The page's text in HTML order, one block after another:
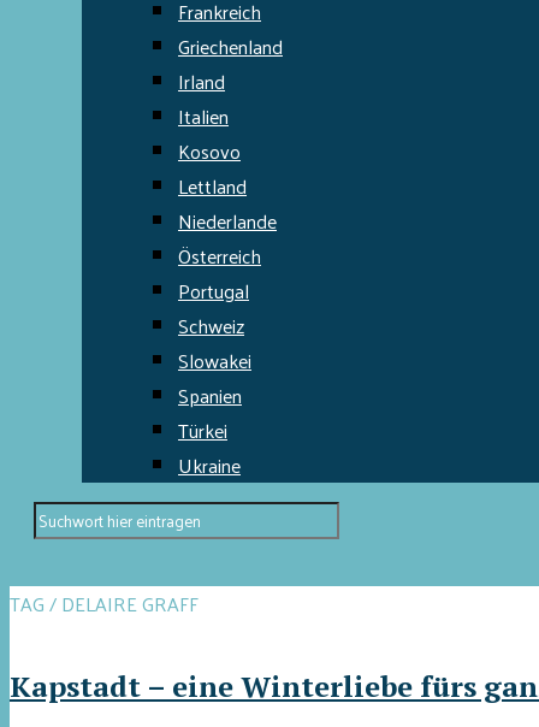
Frankreich
Griechenland
Irland
Italien
Kosovo
Lettland
Niederlande
Österreich
Portugal
Schweiz
Slowakei
Spanien
Türkei
Ukraine
TAG / DELAIRE GRAFF
Kapstadt – eine Winterliebe fürs